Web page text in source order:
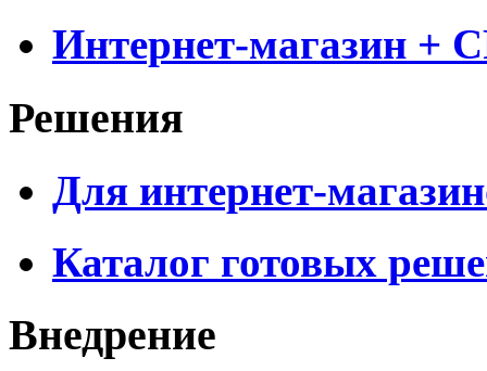
Интернет-магазин +
Решения
Для интернет-
Каталог готовых
Внедрение